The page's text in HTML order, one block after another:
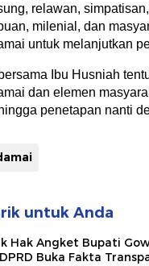
relawan,
milenial, dan
untuk melanjutkan
Ibu Husniah
dan elemen
penetapan nanti
untuk Anda
Hak Angket Bupati
Buka Fakta